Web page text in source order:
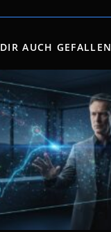
AUCH GEFALLEN